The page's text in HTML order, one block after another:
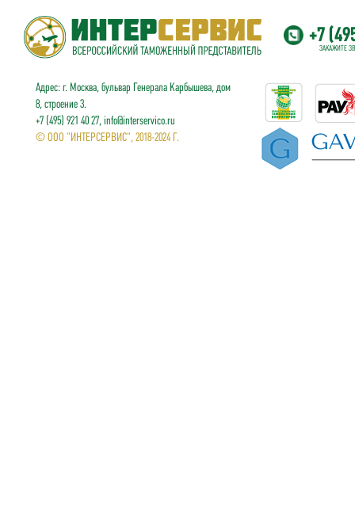
+7
ЗАКАЖИТЕ
Адрес: г. Москва, бульвар Генерала Карбышева, дом
8, строение 3.
+7 (495) 921 40 27, info@interservico.ru
© ООО "ИНТЕРСЕРВИС", 2018-2024 Г.